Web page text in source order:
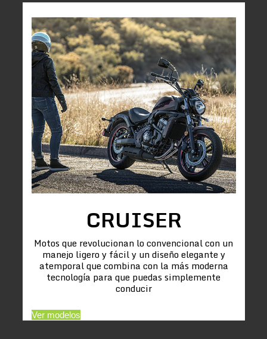
CRUISER
Motos que revolucionan lo convencional con un
manejo ligero y fácil y un diseño elegante y
atemporal que combina con la más moderna
tecnología para que puedas simplemente
conducir
Ver modelos